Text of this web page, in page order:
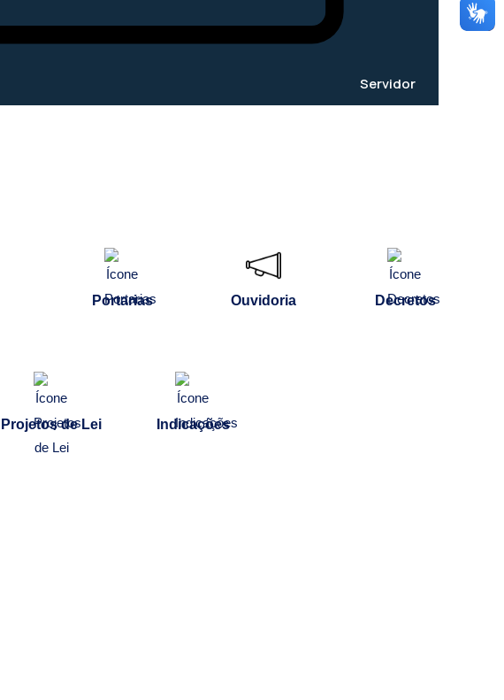
Servidor
Portarias Ouvidoria Decretos
Projetos de Lei Indicações